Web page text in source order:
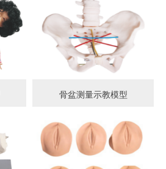
骨盆测量示教模型